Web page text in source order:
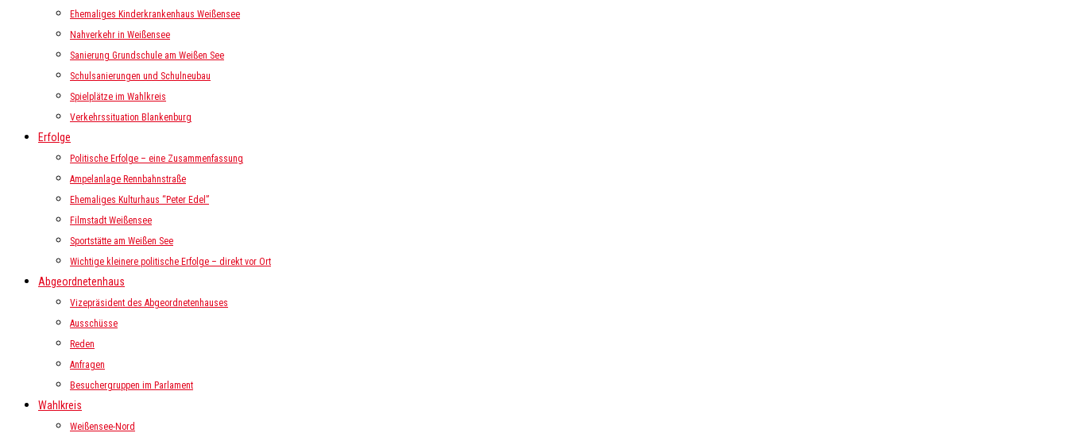
Ehemaliges Kinderkrankenhaus Weißensee
Nahverkehr in Weißensee
Sanierung Grundschule am Weißen See
Schulsanierungen und Schulneubau
Spielplätze im Wahlkreis
Verkehrssituation Blankenburg
Erfolge
Politische Erfolge – eine Zusammenfassung
Ampelanlage Rennbahnstraße
Ehemaliges Kulturhaus “Peter Edel”
Filmstadt Weißensee
Sportstätte am Weißen See
Wichtige kleinere politische Erfolge – direkt vor Ort
Abgeordnetenhaus
Vizepräsident des Abgeordnetenhauses
Ausschüsse
Reden
Anfragen
Besuchergruppen im Parlament
Wahlkreis
Weißensee-Nord